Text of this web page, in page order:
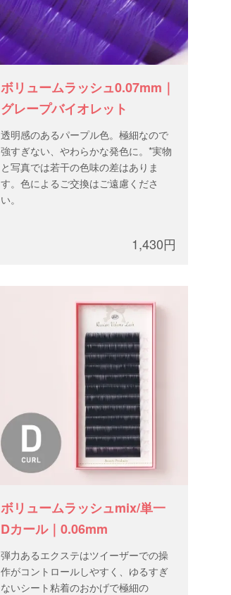
ボリュームラッシュ0.07mm｜
グレープバイオレット
透明感のあるパープル色。極細なので
強すぎない、やわらかな発色に。*実物
と写真では若干の色味の差はありま
す。色によるご交換はご遠慮くださ
い。
1,430円
ボリュームラッシュmix/単一
Dカール｜0.06mm
弾力あるエクステはツイーザーでの操
作がコントロールしやすく、ゆるすぎ
ないシート粘着のおかげで極細の